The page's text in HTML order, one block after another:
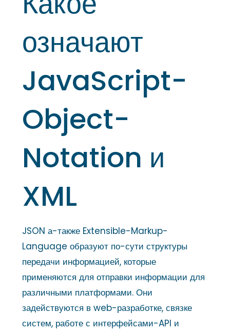
означают
JavaScript-
Object-
Notation и
XML
JSON а-также Extensible-Markup-
Language образуют по-сути структуры
передачи информацией, которые
применяются для отправки информации для
различными платформами. Они
задействуются в web-разработке, связке
систем, работе с интерфейсами-API и